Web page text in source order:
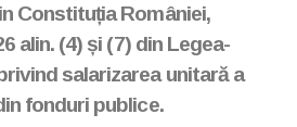
Constituția României,
alin. (4) și (7) din Legea-
salarizarea unitară a
fonduri publice.